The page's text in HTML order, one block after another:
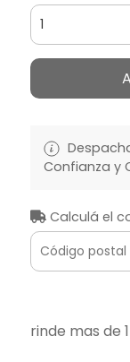
Confianza y
Calculá el
rinde mas de